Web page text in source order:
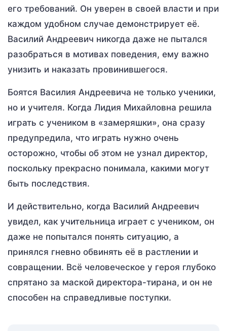
его требований. Он уверен в своей власти и при
каждом удобном случае демонстрирует её.
Василий Андреевич никогда даже не пытался
разобраться в мотивах поведения, ему важно
унизить и наказать провинившегося.
Боятся Василия Андреевича не только ученики,
но и учителя. Когда Лидия Михайловна решила
играть с учеником в «замеряшки», она сразу
предупредила, что играть нужно очень
осторожно, чтобы об этом не узнал директор,
поскольку прекрасно понимала, какими могут
быть последствия.
И действительно, когда Василий Андреевич
увидел, как учительница играет с учеником, он
даже не попытался понять ситуацию, а
принялся гневно обвинять её в растлении и
совращении. Всё человеческое у героя глубоко
спрятано за маской директора-тирана, и он не
способен на справедливые поступки.